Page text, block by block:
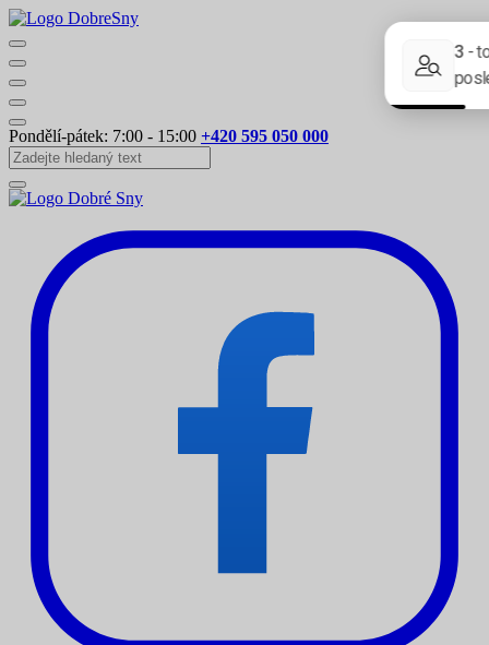
Pondělí-pátek: 7:00 - 15:00 +420 595 050 000